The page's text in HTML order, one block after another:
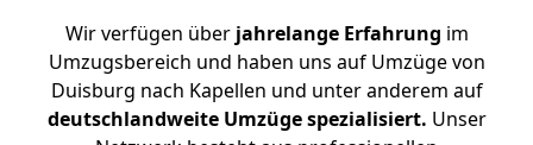
Wir verfügen überjahrelange Erfahrung im
Umzugsbereich und haben uns auf Umzüge von
Duisburg nach Kapellen und unter anderem auf
deutschlandweite Umzüge spezialisiert. Unser